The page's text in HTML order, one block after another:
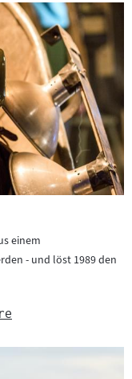
einem
- und löst 1989 den